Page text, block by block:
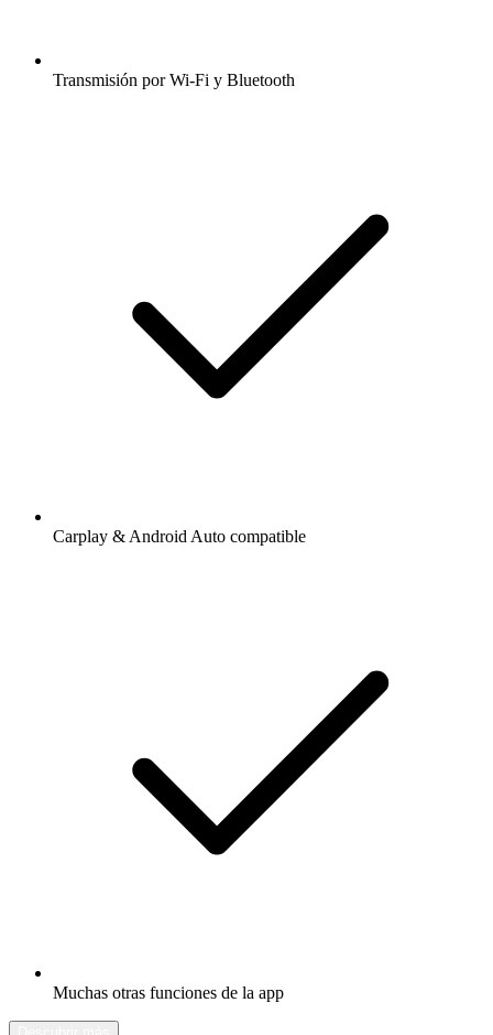
Transmisión por Wi-Fi y Bluetooth
Carplay & Android Auto compatible
Muchas otras funciones de la app